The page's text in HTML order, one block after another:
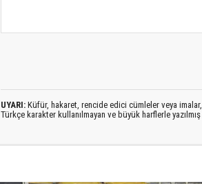
UYARI: Küfür, hakaret, rencide edici cümleler veya imalar,
Türkçe karakter kullanılmayan ve büyük harflerle